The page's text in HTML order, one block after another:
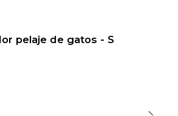
pelaje de gatos - S